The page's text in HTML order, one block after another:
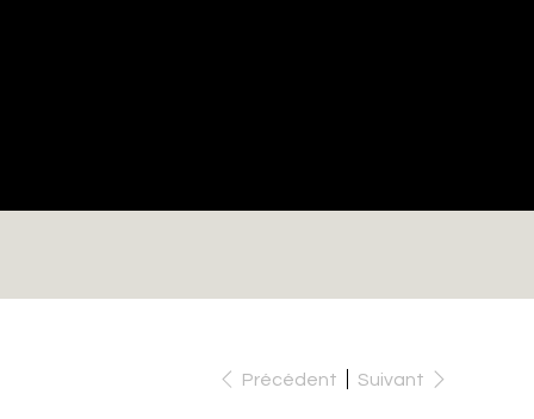
Précédent Suivant